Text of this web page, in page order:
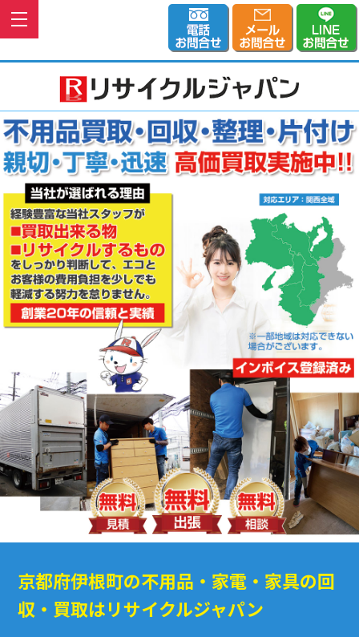
京都府伊根町の不用品・家電・家具の回
収・買取はリサイクルジャパン